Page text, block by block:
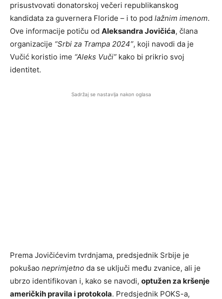
prisustvovati donatorskoj večeri republikanskog
kandidata za guvernera Floride – i to pod lažnim imenom.
Ove informacije potiču od Aleksandra Jovičića, člana
organizacije “Srbi za Trampa 2024”, koji navodi da je
Vučić koristio ime “Aleks Vuči” kako bi prikrio svoj
identitet.
Sadržaj se nastavlja nakon oglasa
Prema Jovičićevim tvrdnjama, predsjednik Srbije je
pokušao neprimjetno da se uključi među zvanice, ali je
ubrzo identifikovan i, kako se navodi, optužen za kršenje
američkih pravila i protokola. Predsjednik POKS-a,